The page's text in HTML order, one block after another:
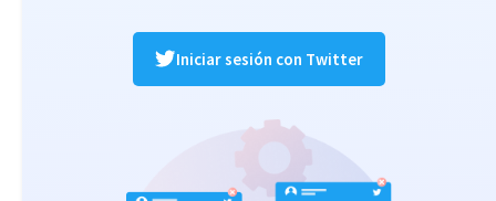
Iniciar sesión con Twitter